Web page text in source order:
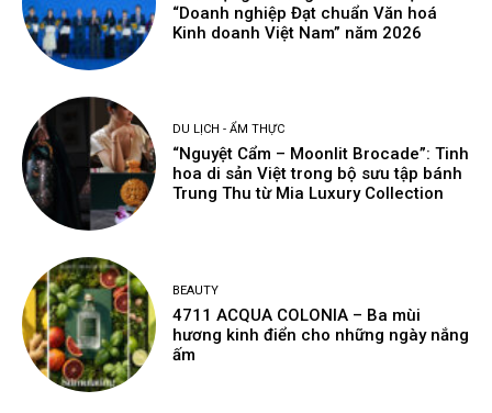
“Doanh nghiệp Đạt chuẩn Văn hoá
Kinh doanh Việt Nam” năm 2026
DU LỊCH - ẨM THỰC
“Nguyệt Cẩm – Moonlit Brocade”: Tinh
hoa di sản Việt trong bộ sưu tập bánh
Trung Thu từ Mia Luxury Collection
BEAUTY
4711 ACQUA COLONIA – Ba mùi
hương kinh điển cho những ngày nắng
ấm